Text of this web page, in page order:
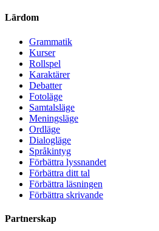
Lärdom
Grammatik
Kurser
Rollspel
Karaktärer
Debatter
Fotoläge
Samtalsläge
Meningsläge
Ordläge
Dialogläge
Språkintyg
Förbättra lyssnandet
Förbättra ditt tal
Förbättra läsningen
Förbättra skrivande
Partnerskap